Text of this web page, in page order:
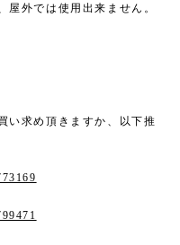
外では使用出来ません。
い求め頂きますか、以下推